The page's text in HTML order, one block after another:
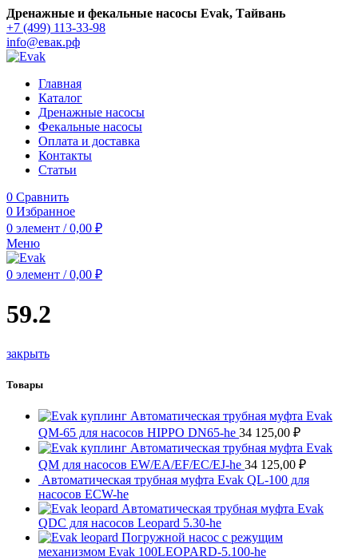
Дренажные и фекальные насосы Evak, Тайвань
+7 (499) 113-33-98
info@евак.рф
Главная
Каталог
Дренажные насосы
Фекальные насосы
Оплата и доставка
Контакты
Статьи
0 Сравнить
0 Избранное
0 элемент / 0,00 ₽
Меню
0 элемент / 0,00 ₽
59.2
закрыть
Товары
Автоматическая трубная муфта Evak
QM-65 для насосов HIPPO DN65-he 34 125,00 ₽
Автоматическая трубная муфта Evak
QM для насосов EW/EA/EF/EC/EJ-he 34 125,00 ₽
Автоматическая трубная муфта Evak QL-100 для
насосов ECW-he
Автоматическая трубная муфта Evak
QDC для насосов Leopard 5.30-he
Погружной насос с режущим
механизмом Evak 100LEOPARD-5.100-he